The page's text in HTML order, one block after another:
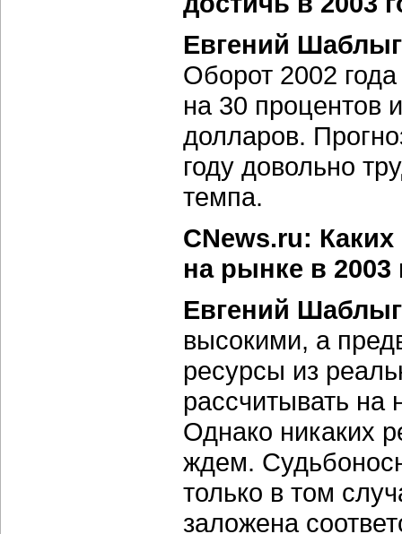
Евгений
Оборот 2002
на 30 процентов
долларов.
году довольно
темпа.
CNews.ru:
на рынке в 2003
Евгений
высокими, а
ресурсы из
рассчитывать на
Однако никаких
ждем.
только в том
заложена